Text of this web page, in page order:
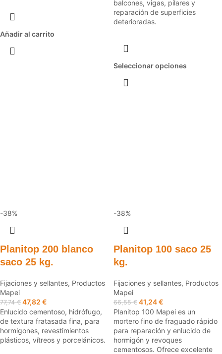
Añadir al carrito
balcones, vigas, pilares y
reparación de superficies
deterioradas.
Seleccionar opciones
-38%
Planitop 200 blanco
saco 25 kg.
Fijaciones y sellantes, Productos
Mapei
77,74€ 47,82 €
Enlucido cementoso, hidrófugo,
de textura fratasada fina, para
hormigones, revestimientos
plásticos, vítreos y porcelánicos.
-38%
Planitop 100 saco 25
kg.
Fijaciones y sellantes, Productos
Mapei
66,55€ 41,24€
Planitop 100 Mapei es un
mortero fino de fraguado rápido
para reparación y enlucido de
hormigón y revoques
cementosos. Ofrece excelente